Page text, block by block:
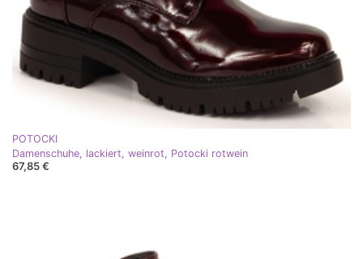
POTOCKI
Damenschuhe, lackiert, weinrot, Potocki rotwein
67,85 €